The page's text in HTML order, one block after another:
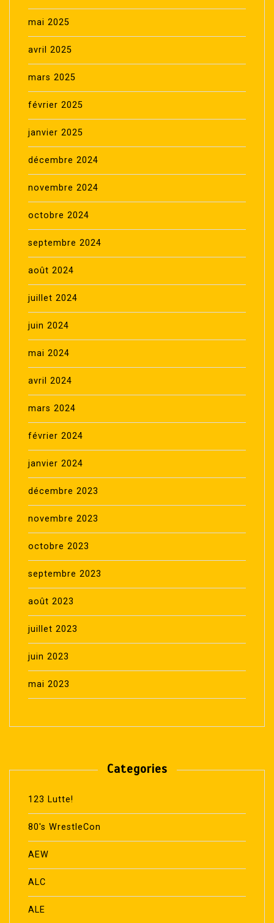
mai 2025
avril 2025
mars 2025
février 2025
janvier 2025
décembre 2024
novembre 2024
octobre 2024
septembre 2024
août 2024
juillet 2024
juin 2024
mai 2024
avril 2024
mars 2024
février 2024
janvier 2024
décembre 2023
novembre 2023
octobre 2023
septembre 2023
août 2023
juillet 2023
juin 2023
mai 2023
Categories
123 Lutte!
80's WrestleCon
AEW
ALC
ALE